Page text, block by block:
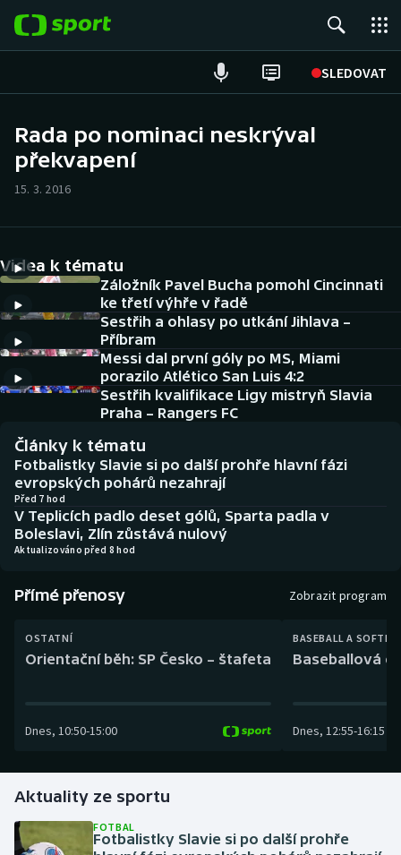
SLEDOVAT
Hokej
Cyklistika
DALŠÍ SPORTY
Americký fotbal
Baseball a softbal
Basketbal
Biatlon
Boby a skeleton
Box
Curling
Golf
Gymnastika
NEPŘEHLÉDNĚTE
Historické návraty
Aplikace ČT sport
AZ kvíz
Rada po nominaci neskrýval
překvapení
15. 3. 2016
Videa k tématu
Záložník Pavel Bucha pomohl Cincinnati
ke třetí výhře v řadě
Sestřih a ohlasy po utkání Jihlava –
Příbram
Messi dal první góly po MS, Miami
porazilo Atlético San Luis 4:2
Sestřih kvalifikace Ligy mistryň Slavia
Praha – Rangers FC
Články k tématu
Fotbalistky Slavie si po další prohře hlavní fázi
evropských pohárů nezahrají
Před 7 hod
V Teplicích padlo deset gólů, Sparta padla v
Boleslavi, Zlín zůstává nulový
Aktualizováno před 8 hod
Přímé přenosy Zobrazit program
OSTATNÍ
Orientační běh: SP Česko – štafeta
Dnes, 10:50-15:00
BASEBALL A
Baseballová
Dnes, 12:55-16:15
Aktuality ze sportu
FOTBAL
Fotbalistky Slavie si po další prohře